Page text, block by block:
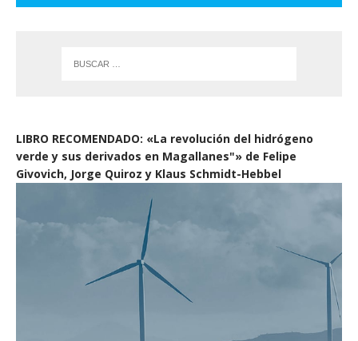
LIBRO RECOMENDADO: «La revolución del hidrógeno
verde y sus derivados en Magallanes"» de Felipe
Givovich, Jorge Quiroz y Klaus Schmidt-Hebbel